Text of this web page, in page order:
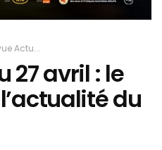
Actu...
27 avril : le
du